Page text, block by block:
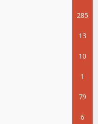
285
13
10
1
79
6